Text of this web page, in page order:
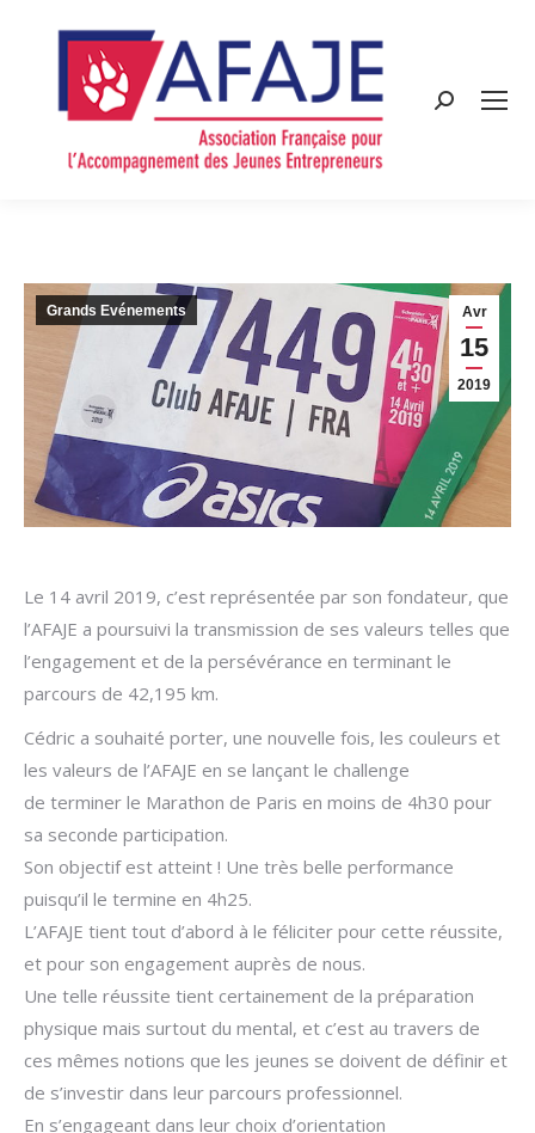
Search:
Avr
15
2019
Grands Evénements
Le 14 avril 2019, c’est représentée par son fondateur, que
l’AFAJE a poursuivi la transmission de ses valeurs telles que
l’engagement et de la persévérance en terminant le
parcours de 42,195 km.
Cédric a souhaité porter, une nouvelle fois, les couleurs et
les valeurs de l’AFAJE en se lançant le challenge
de terminer le Marathon de Paris en moins de 4h30 pour
sa seconde participation.
Son objectif est atteint ! Une très belle performance
puisqu’il le termine en 4h25.
L’AFAJE tient tout d’abord à le féliciter pour cette réussite,
et pour son engagement auprès de nous.
Une telle réussite tient certainement de la préparation
physique mais surtout du mental, et c’est au travers de
ces mêmes notions que les jeunes se doivent de définir et
de s’investir dans leur parcours professionnel.
En s’engageant dans leur choix d’orientation